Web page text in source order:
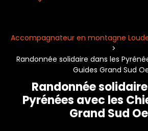
Accompagnateur en montagne
Randonnée solidaire dans les
Guides Grand Sud
Randonnée
Pyrénées avec les
Grand Sud